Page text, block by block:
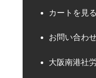
カートを見る
お問い合わ
大阪南港社